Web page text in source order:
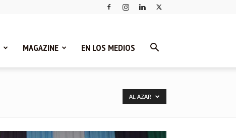
MAGAZINE EN LOS MEDIOS
AL AZAR